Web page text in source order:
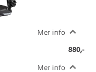
Mer info
880,-
Mer info